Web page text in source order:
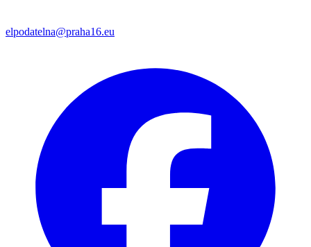
elpodatelna@praha16.eu